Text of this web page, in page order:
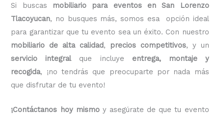
Si buscas
mobiliario para eventos en San Lorenzo
Tlacoyucan, no busques más, somos esa opción ideal
para garantizar que tu evento sea un éxito. Con nuestro
mobiliario de alta calidad, precios competitivos, y un
servicio integralque incluye entrega, montaje y
recogida, ¡no tendrás que preocuparte por nada más
que disfrutar de tu evento!
¡Contáctanos hoy mismoy asegúrate de que tu evento